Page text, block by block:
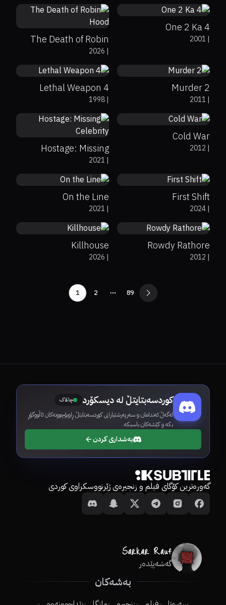
One 2 Ka 4
|
2001
The Death of Robin
Hood|
2026
6.3
Murder 2
|
2011
6.6
54%
39%
Lethal Weapon 4
|
1998
6.6
0%
Cold War
|
2012
6.3
Hostage: Missing
Celebrity|
2021
4.4
First Shift
|
2024
6.3
0%
0%
On the Line
|
2021
5.8
57%
Rowdy Rathore
|
2012
8.5
0%
Killhouse
|
2026
89
More pages
2
1
کوردسەبتایتڵ لە دیسکۆرد چالاک
لەگەڵ ئەندامان و سەرپەرشتیارانی کوردسەبتایتڵ ڕاوبۆچوونەکان ئاڵووگۆڕ
بکە و کێشەکان باسبکە.
بەشداری کردن
گەورەترین کۆگای فیلم و زنجیرەی ژێرنووسکراوی کوردی
گەشەپێدەر
بەشەکان